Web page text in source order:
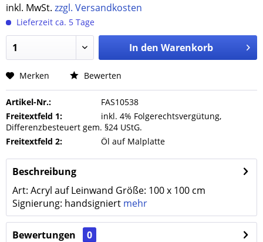
inkl. MwSt. zzgl. Versandkosten
Lieferzeit ca. 5 Tage
In den Warenkorb
Merken Bewerten
Artikel-Nr.:
FAS10538
Freitextfeld 1:
inkl. 4% Folgerechtsvergütung,
Differenzbesteuert gem. §24 UStG.
Freitextfeld 2:
Öl auf Malplatte
Beschreibung
Art: Acryl auf Leinwand Größe: 100 x 100 cm
Signierung: handsigniert mehr
Bewertungen
0